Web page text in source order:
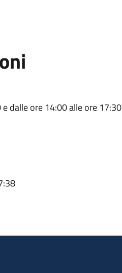
dalle ore 14:00 alle ore 17:30